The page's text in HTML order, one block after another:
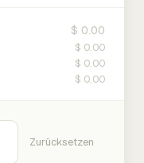
$ 0.00
$ 0.00
$ 0.00
$ 0.00
Zurücksetzen